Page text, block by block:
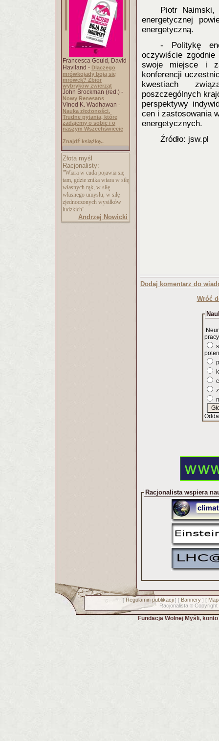
Francesca Gould, David
Haviland - Dlaczego
mrówkojady boją się
mrówek? Zbiór
wybryków zwierząt
John Brockman (red.) -
Nowy Renesans
Vinod K. Wadhawan -
Nauka złożoności.
Trudne pytania, które
zadajemy o sobie i o
naszym Wszechświecie
Znajdź książkę..
Złota myśl
Racjonalisty:
"Wiara w cuda pojawia się
tam, gdzie znika wiara w siłę
własnych rąk, w siłę
własnego umysłu, w siłę
zjednoczonych wysiłków
ludzkich".
Andrzej Nowicki
­Piotr Naimski,
energetycznej
energetyczną.
- Politykę
oczywiście
swoje miejsce i
konferencji
kwestiach
poszczególnych
perspektywy
cen i zastosowania
energetycznych.
Źródło: jsw.pl
Dodaj komentarz do
Wróć
Racjonalista wspiera
[ Regulamin publikacji] [ Bannery] [
Racjonalista © Copyright
Fundacja Wolnej Myśli,